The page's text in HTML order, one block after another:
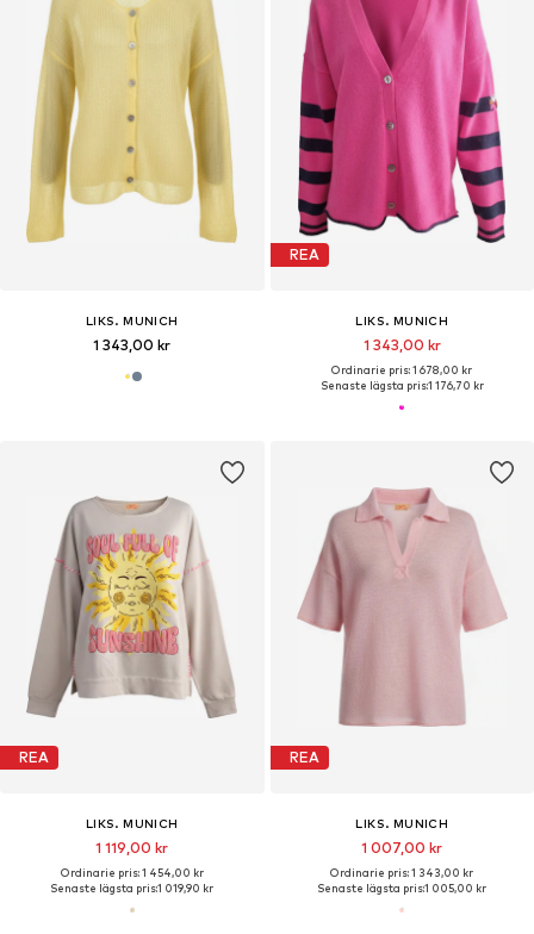
LIKS. MUNICH
1 343,00 kr
REA
LIKS. MUNICH
1 343,00 kr
Ordinarie pris: 1 678,00 kr
Senaste lägsta pris:1 176,70 kr
REA
LIKS. MUNICH
1 119,00 kr
Ordinarie pris: 1 454,00 kr
Senaste lägsta pris:1 019,90 kr
REA
LIKS. MUNICH
1 007,00 kr
Ordinarie pris: 1 343,00 kr
Senaste lägsta pris:1 005,00 kr